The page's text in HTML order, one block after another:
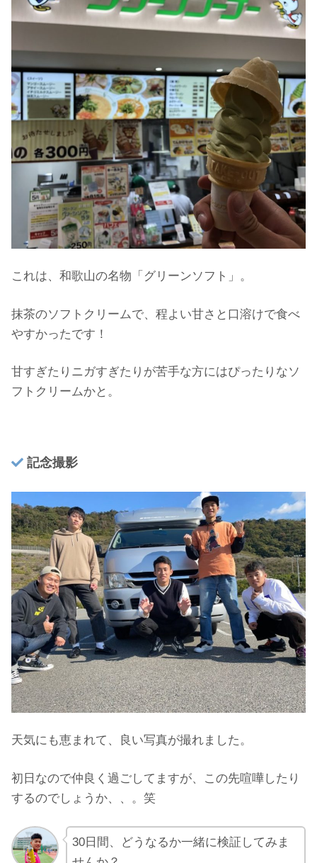
これは、和歌山の名物「グリーンソフト」。
抹茶のソフトクリームで、程よい甘さと口溶けで食べ
やすかったです！
甘すぎたりニガすぎたりが苦手な方にはぴったりなソ
フトクリームかと。
記念撮影
天気にも恵まれて、良い写真が撮れました。
初日なので仲良く過ごしてますが、この先喧嘩したり
するのでしょうか、、。笑
30日間、どうなるか一緒に検証してみま